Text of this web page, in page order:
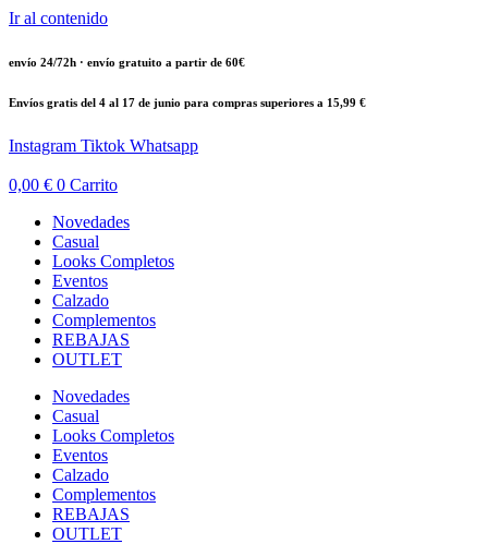
Ir al contenido
envío 24/72h · envío gratuito a partir de 60€
Envíos gratis del 4 al 17 de junio para compras superiores a 15,99 €
Instagram Tiktok Whatsapp
0,00 € 0 Carrito
Novedades
Casual
Looks Completos
Eventos
Calzado
Complementos
REBAJAS
OUTLET
Novedades
Casual
Looks Completos
Eventos
Calzado
Complementos
REBAJAS
OUTLET